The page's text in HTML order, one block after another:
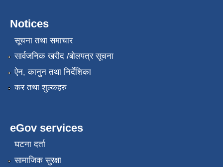
Notices
सूचना तथा समाचार
सार्वजनिक खरीद /बोलपत्र सूचना
ऐन, कानुन तथा निर्देशिका
कर तथा शुल्कहरु
eGov services
घटना दर्ता
सामाजिक सुरक्षा